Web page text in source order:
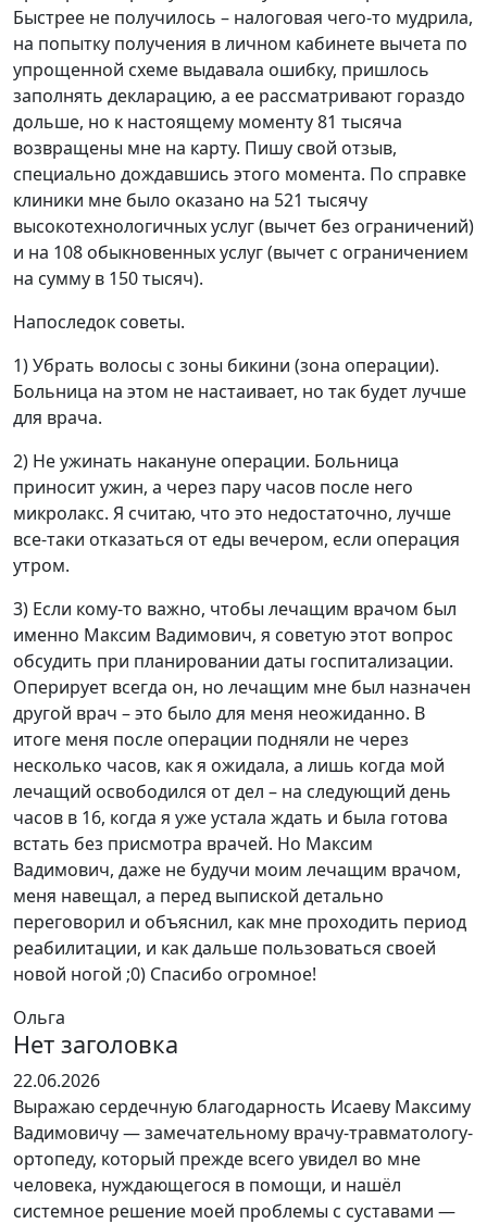
Быстрее не получилось – налоговая чего-то мудрила,
на попытку получения в личном кабинете вычета по
упрощенной схеме выдавала ошибку, пришлось
заполнять декларацию, а ее рассматривают гораздо
дольше, но к настоящему моменту 81 тысяча
возвращены мне на карту. Пишу свой отзыв,
специально дождавшись этого момента. По справке
клиники мне было оказано на 521 тысячу
высокотехнологичных услуг (вычет без ограничений)
и на 108 обыкновенных услуг (вычет с ограничением
на сумму в 150 тысяч).
Напоследок советы.
1) Убрать волосы с зоны бикини (зона операции).
Больница на этом не настаивает, но так будет лучше
для врача.
2) Не ужинать накануне операции. Больница
приносит ужин, а через пару часов после него
микролакс. Я считаю, что это недостаточно, лучше
все-таки отказаться от еды вечером, если операция
утром.
3) Если кому-то важно, чтобы лечащим врачом был
именно Максим Вадимович, я советую этот вопрос
обсудить при планировании даты госпитализации.
Оперирует всегда он, но лечащим мне был назначен
другой врач – это было для меня неожиданно. В
итоге меня после операции подняли не через
несколько часов, как я ожидала, а лишь когда мой
лечащий освободился от дел – на следующий день
часов в 16, когда я уже устала ждать и была готова
встать без присмотра врачей. Но Максим
Вадимович, даже не будучи моим лечащим врачом,
меня навещал, а перед выпиской детально
переговорил и объяснил, как мне проходить период
реабилитации, и как дальше пользоваться своей
новой ногой ;0) Спасибо огромное!
Ольга
Нет заголовка
Оценка
5
из
5
22.06.2026
Выражаю сердечную благодарность Исаеву Максиму
Вадимовичу — замечательному врачу-травматологу-
ортопеду, который прежде всего увидел во мне
человека, нуждающегося в помощи, и нашёл
системное решение моей проблемы с суставами —